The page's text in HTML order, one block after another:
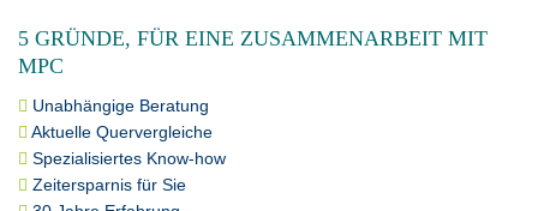
5 GRÜNDE, FÜR EINE ZUSAMMENARBEIT MIT
MPC
Unabhängige Beratung
Aktuelle Quervergleiche
Spezialisiertes Know-how
Zeitersparnis für Sie